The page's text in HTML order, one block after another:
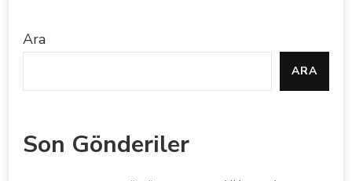
Ara
ARA
Son Gönderiler